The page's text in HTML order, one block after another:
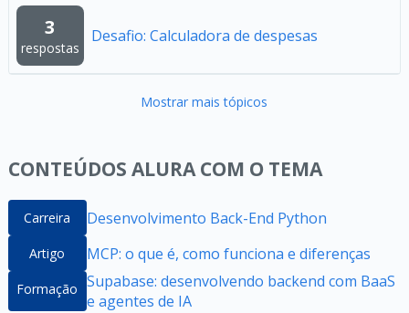
3
respostas
Desafio: Calculadora de despesas
Mostrar mais tópicos
CONTEÚDOS ALURA COM O TEMA
Carreira Desenvolvimento Back-End Python
Artigo MCP: o que é, como funciona e diferenças
Formação Supabase: desenvolvendo backend com BaaS
e agentes de IA